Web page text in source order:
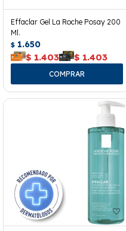
Effaclar Gel La Roche Posay 200
Ml.
$ 1.650
$ 1.403 $ 1.403